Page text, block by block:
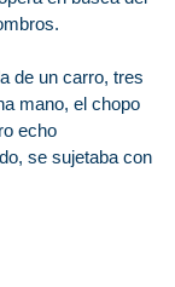
de un carro, tres
mano, el chopo
echo
se sujetaba con